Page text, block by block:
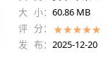
大 小： 60.86 MB
评 分：
发 布： 2025-12-20